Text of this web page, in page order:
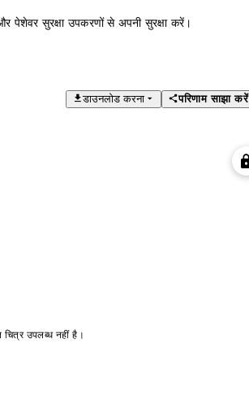
सुरक्षा उपकरणों से अपनी सुरक्षा करें।
डाउनलोड करना परिणाम साझा करें
चित्र उपलब्ध नहीं है।